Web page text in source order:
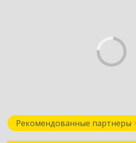
Рекомендованные партнеры